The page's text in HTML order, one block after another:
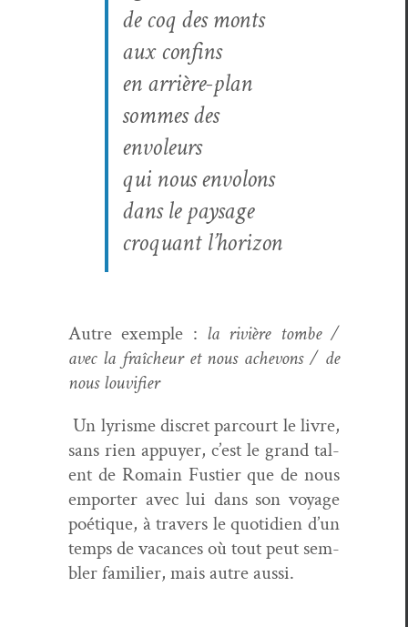
de coq des monts
aux confins
en arrière-plan
sommes des
envoleurs
qui nous envolons
dans le paysage
cro­quant l’hori­zon
Autre exem­ple : la riv­ière tombe /
avec la fraîcheur et nous achevons / de
nous louvifier
Un lyrisme dis­cret par­court le livre,
sans rien appuy­er, c’est le grand tal­
ent de Romain Fusti­er que de nous
emporter avec lui dans son voy­age
poé­tique, à tra­vers le quo­ti­di­en d’un
temps de vacances où tout peut sem­
bler fam­i­li­er, mais autre aussi.